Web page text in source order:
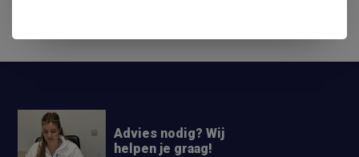
Advies nodig? Wij
helpen je graag!